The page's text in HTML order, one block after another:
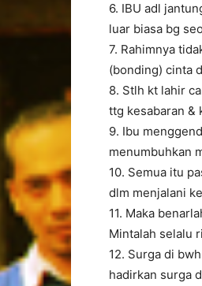
6. IBU adl
luar biasa bg
7. Rahimnya
(bonding) cinta
8. Stlh kt lahir
ttg kesabaran &
9. Ibu
menumbuhkan
10. Semua itu
dlm menjalani
11. Maka
Mintalah selalu
12. Surga di
hadirkan surga